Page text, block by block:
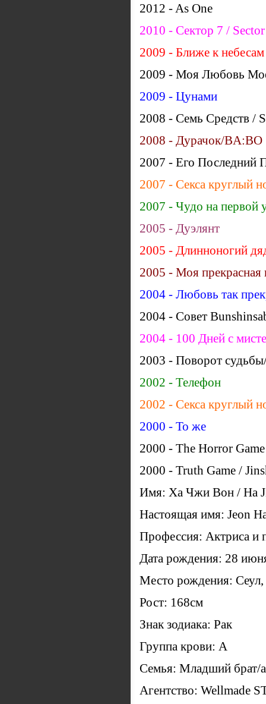
2012 - As One
2010 - Сектор 7 /
2009 - Ближе к
2009 - Моя Любовь
2009 - Цунами
2008 - Семь Средств /
2008 - Дурачок/BA:BO
2007 - Его Последний
2007 - Секса круглый
2007 - Чудо на первой
2005 - Дуэлянт
2005 - Длинноногий
2005 - Моя прекрасная
2004 - Любовь так
2004 - Совет
2004 - 100 Дней с
2003 - Поворот
2002 - Телефон
2002 - Секса круглый
2000 - То же
2000 - The Horror
2000 - Truth Game /
Имя: Ха Чжи Вон / Ha
Настоящая имя: Jeon
Профессия: Актриса и
Дата рождения: 28
Место рождения:
Рост: 168cм
Знак зодиака: Рак
Группа крови: A
Семья: Младший брат/
Агентство: Wellmade